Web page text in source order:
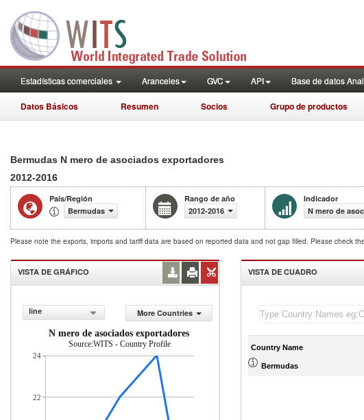
Estadísticas comerciales Aranceles GVC API Base de datos
Datos Básicos Resumen Socios Grupo de productos
Bermudas N mero de asociados exportadores
2012-2016
País/Región
Bermudas
Rango de año
2012-2016
Indicador
N mero de
Please note the exports, imports and tariff data are based on reported data and not gap filled. Please check the
VISTA DE GRÁFICO
line
More Countries
N mero de asociados exportadores
Source:WITS - Country Profile
24
22
VISTA DE CUADRO
Country Name
Bermudas